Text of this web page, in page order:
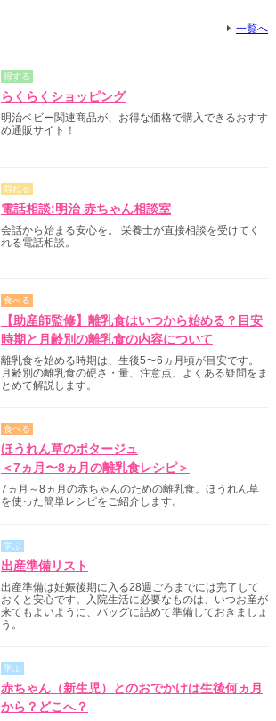
一覧へ
得する
らくらくショッピング
明治ベビー関連商品が、お得な価格で購入できるおすす
め通販サイト！
尋ねる
電話相談:明治 赤ちゃん相談室
会話から始まる安心を。 栄養士が直接相談を受けてく
れる電話相談。
食べる
【助産師監修】離乳食はいつから始める？目安
時期と月齢別の離乳食の内容について
離乳食を始める時期は、生後5〜6ヵ月頃が目安です。
月齢別の離乳食の硬さ・量、注意点、よくある疑問をま
とめて解説します。
食べる
ほうれん草のポタージュ
＜7ヵ月〜8ヵ月の離乳食レシピ＞
7ヵ月～8ヵ月の赤ちゃんのための離乳食。ほうれん草
を使った簡単レシピをご紹介します。
学ぶ
出産準備リスト
出産準備は妊娠後期に入る28週ごろまでには完了して
おくと安心です。入院生活に必要なものは、いつお産が
来てもよいように、バッグに詰めて準備しておきましょ
う。
学ぶ
赤ちゃん（新生児）とのおでかけは生後何ヵ月
から？どこへ？